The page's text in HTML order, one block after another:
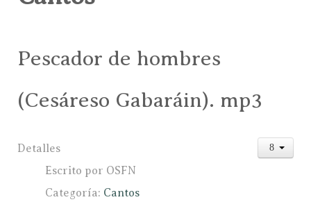
Pescador de hombres
(Cesáreso Gabaráin). mp3
Detalles
Escrito por OSFN
Categoría: Cantos